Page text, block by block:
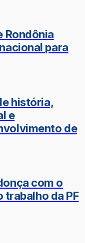
Rondônia
para
história,
e
de
com o
trabalho da PF